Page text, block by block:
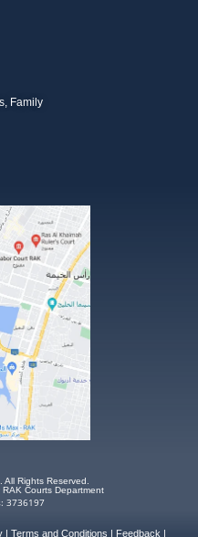
Family
Rights Reserved.
Courts Department
3736197
| Terms and Conditions | Feedback |